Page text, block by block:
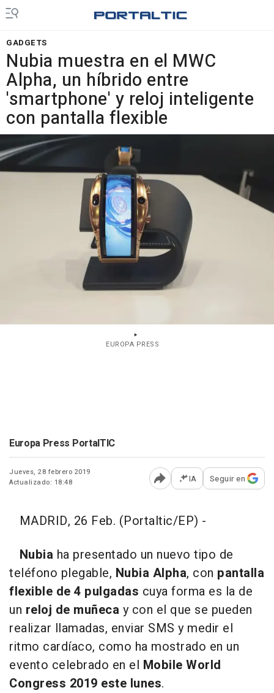
GADGETS
Nubia muestra en el MWC
Alpha, un híbrido entre
'smartphone' y reloj inteligente
con pantalla flexible
EUROPA PRESS
Europa Press PortalTIC
Jueves, 28 febrero 2019
Actualizado: 18:48
Abrir opciones para
IA Seguir en
MADRID, 26 Feb. (Portaltic/EP) -
Nubia ha presentado un nuevo tipo de
teléfono plegable, Nubia Alpha, con pantalla
flexible de 4 pulgadas cuya forma es la de
un reloj de muñeca y con el que se pueden
realizar llamadas, enviar SMS y medir el
ritmo cardíaco, como ha mostrado en un
evento celebrado en el Mobile World
Congress 2019 este lunes.